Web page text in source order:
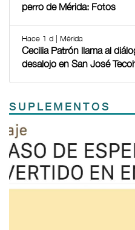
perro de Mérida: Fotos
Hace 1 d | Mérida
Cecilia Patrón llama al
desalojo en San José
SUPLEMENTOS